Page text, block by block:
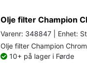
Olje filter Champion
Varenr: 348847 | Enhet:
Olje filter Champion
10+ på lager i Førde